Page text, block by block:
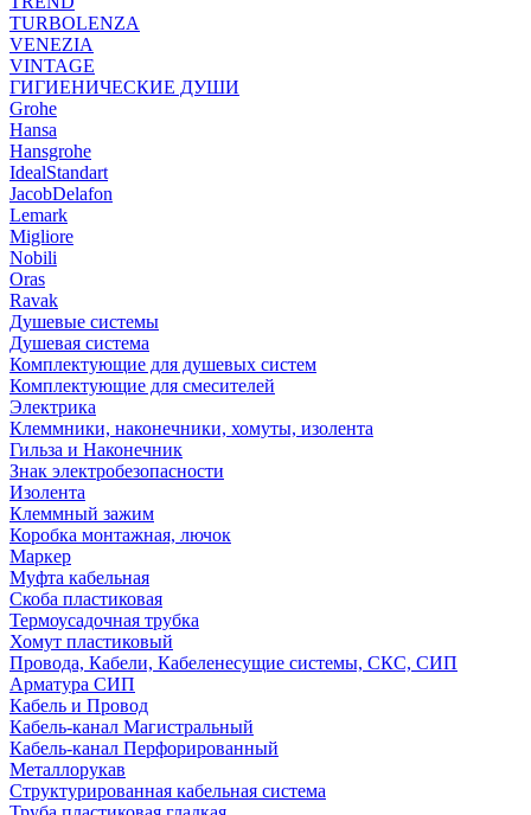
TURBOLENZA
VENEZIA
VINTAGE
ГИГИЕНИЧЕСКИЕ ДУШИ
Grohe
Hansa
Hansgrohe
IdealStandart
JacobDelafon
Lemark
Migliore
Nobili
Oras
Ravak
Душевые системы
Душевая система
Комплектующие для душевых систем
Комплектующие для смесителей
Электрика
Клеммники, наконечники, хомуты, изолента
Гильза и Наконечник
Знак электробезопасности
Изолента
Клеммный зажим
Коробка монтажная, лючок
Маркер
Муфта кабельная
Скоба пластиковая
Термоусадочная трубка
Хомут пластиковый
Провода, Кабели, Кабеленесущие системы, СКС, СИП
Арматура СИП
Кабель и Провод
Кабель-канал Магистральный
Кабель-канал Перфорированный
Металлорукав
Структурированная кабельная система